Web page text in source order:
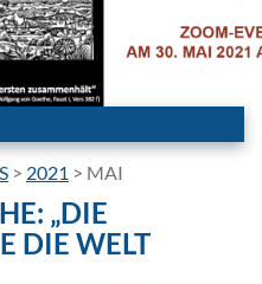
> 2021 > MAI
„DIE
DIE WELT